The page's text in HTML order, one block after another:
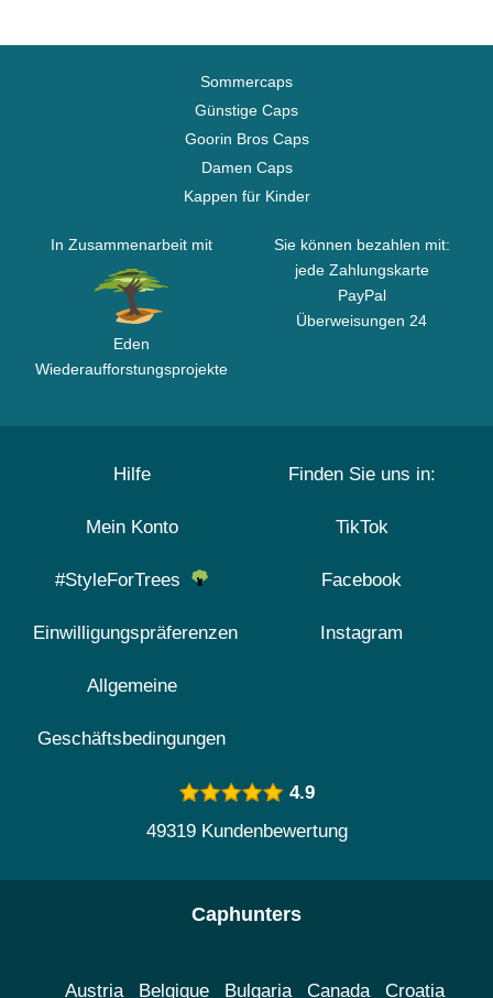
Sommercaps
Günstige Caps
Goorin Bros Caps
Damen Caps
Kappen für Kinder
In Zusammenarbeit mit
Eden
Wiederaufforstungsprojekte
Sie können bezahlen mit:
jede Zahlungskarte
PayPal
Überweisungen 24
Hilfe
Mein Konto
#StyleForTrees
Einwilligungspräferenzen
Allgemeine
Geschäftsbedingungen
Finden Sie uns in:
TikTok
Facebook
Instagram
4.9
49319 Kundenbewertung
Caphunters
Austria Belgique Bulgaria Canada Croatia